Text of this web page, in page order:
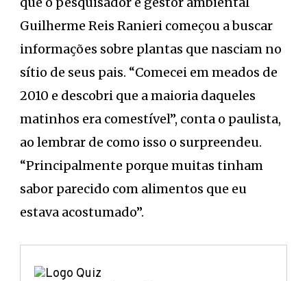
Guilherme Reis Ranieri começou a buscar
informações sobre plantas que nasciam no
sítio de seus pais. “Comecei em meados de
2010 e descobri que a maioria daqueles
matinhos era comestível”, conta o paulista,
ao lembrar de como isso o surpreendeu.
“Principalmente porque muitas tinham
sabor parecido com alimentos que eu
estava acostumado”.